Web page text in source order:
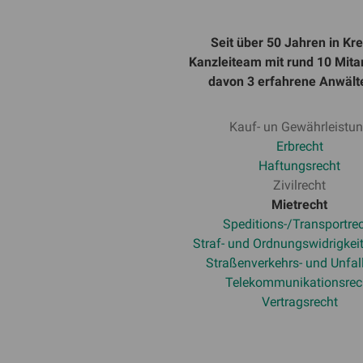
Seit über 50 Jahren in
Kanzleiteam mit rund 10
davon 3 erfahrene
Kauf- un
Erbrecht
Haftungsrecht
Zivilrecht
Mietrecht
Speditions-/
Straf- und
Straßenverkehrs- und
Vertragsrecht